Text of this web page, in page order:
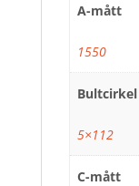
A-mått
1550
Bultcirkel
5×112
C-mått